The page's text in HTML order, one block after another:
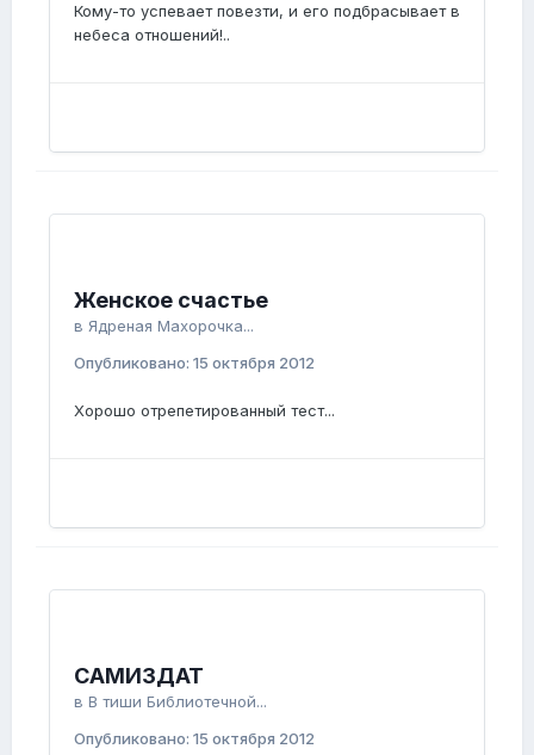
Кому-то успевает повезти, и его подбрасывает в
небеса отношений!..
Женское счастье
в Ядреная Махорочка...
Опубликовано: 15 октября 2012
Хорошо отрепетированный тест...
САМИЗДАТ
в В тиши Библиотечной...
Опубликовано: 15 октября 2012